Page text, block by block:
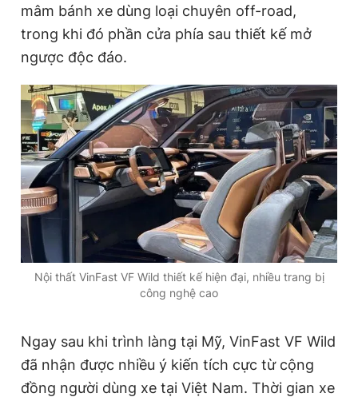
mâm bánh xe dùng loại chuyên off-road,
trong khi đó phần cửa phía sau thiết kế mở
ngược độc đáo.
Nội thất VinFast VF Wild thiết kế hiện đại, nhiều trang bị
công nghệ cao
Ngay sau khi trình làng tại Mỹ, VinFast VF Wild
đã nhận được nhiều ý kiến tích cực từ cộng
đồng người dùng xe tại Việt Nam. Thời gian xe